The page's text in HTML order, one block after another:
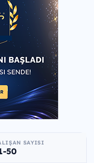
SAYISI
50